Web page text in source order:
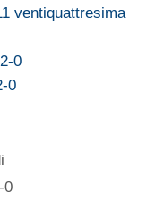
ventiquattresima
0
0
0